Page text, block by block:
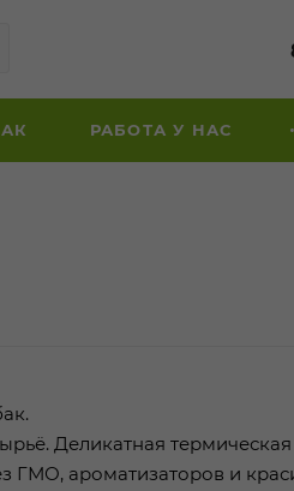
РАБОТА У НАС
Деликатная
ГМО, ароматизаторов и